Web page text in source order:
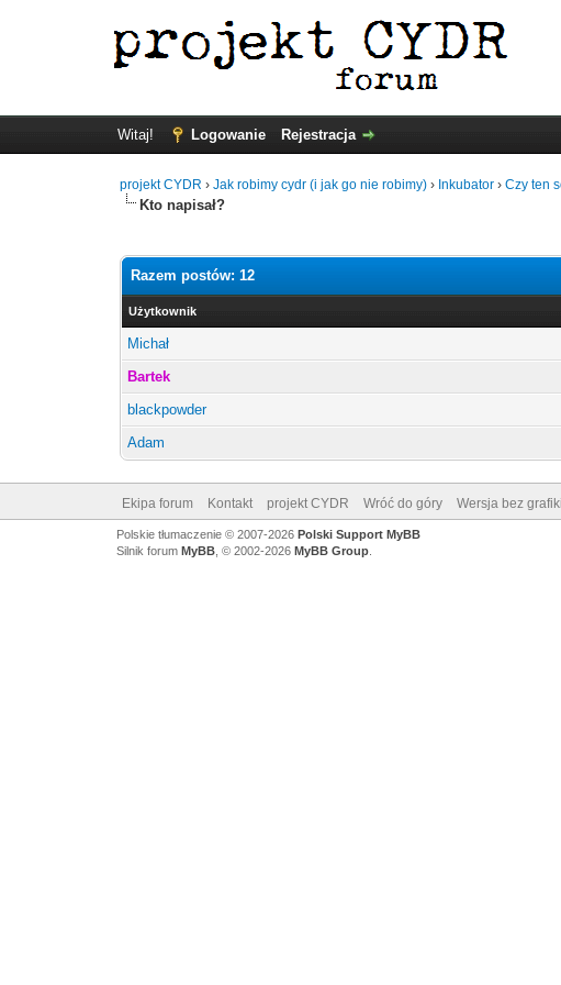
Witaj! Logowanie Rejestracja
projekt CYDR ›Jak robimy cydr (i jak go nie robimy) › Inkubator ›Czy ten
Kto napisał?
Razem postów: 12
Użytkownik
Michał
Bartek
blackpowder
Adam
Ekipa forum Kontakt projekt CYDR Wróć do góry Wersja bez grafiki
Polskie tłumaczenie © 2007-2026 Polski Support MyBB
Silnik forum MyBB, © 2002-2026 MyBB Group.